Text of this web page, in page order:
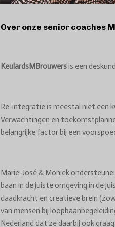
Over onze senior coaches
KeulardsMBrouwersis een
Re-integratie is meestal niet een
Verwachtingen en
belangrijke factor bij een
Marie-José & Moniek
baan in dejuiste omgeving in de
daadkracht en creatieve brein
van mensen bij
Nederland dat ze daarbij ook